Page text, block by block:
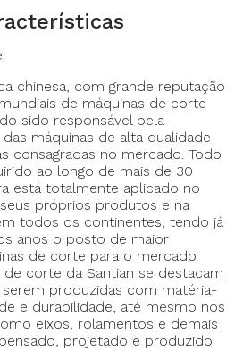
chinesa, com grande reputação
de máquinas de corte
sido responsável pela
máquinas de alta qualidade
consagradas no mercado. Todo
ao longo de mais de 30
está totalmente aplicado no
próprios produtos e na
todos os continentes, tendo já
anos o posto de maior
de corte para o mercado
de corte da Santian se destacam
produzidas com matéria-
e durabilidade, até mesmo nos
eixos, rolamentos e demais
projetado e produzido
(254 mms)
216mms
200 e 1600 watts
e ajustável entre 2000
a faca feito de aço com